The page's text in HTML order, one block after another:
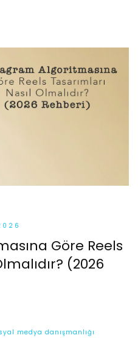
Göre Reels
(2026
medya danışmanlığı